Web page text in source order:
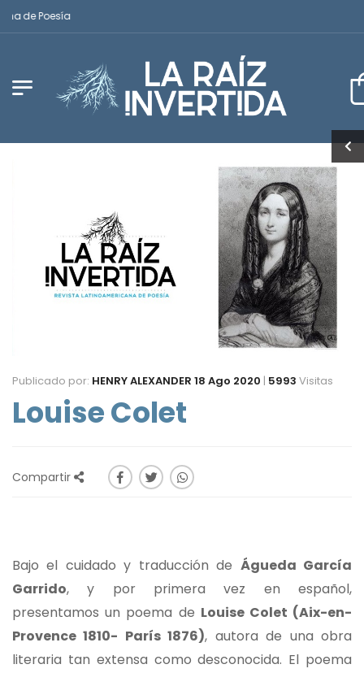
de Poesía
Publicado por: HENRY ALEXANDER 18 Ago 2020 | 5993 Visitas
Louise Colet
Compartir
Bajo el cuidado y traducción de Águeda García
Garrido, y por primera vez en español,
presentamos un poema de Louise Colet (Aix-en-
Provence 1810- París 1876), autora de una obra
literaria tan extensa como desconocida. El poema